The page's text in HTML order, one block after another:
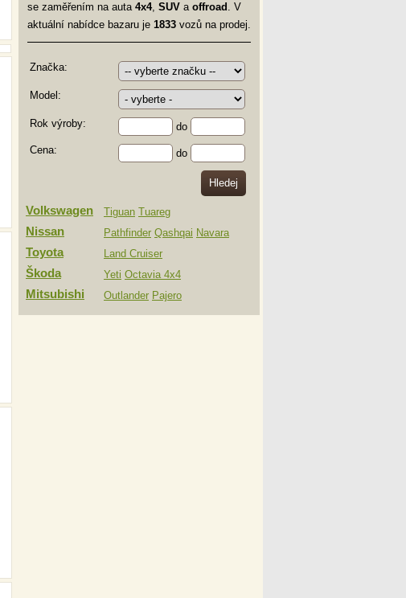
se zaměřením na auta 4x4, SUV a offroad . V
aktuální nabídce bazaru je 1833 vozů na prodej.
Značka:
Model:
Rok výroby:
do
Cena:
do
Volkswagen Tiguan Tuareg
Nissan Pathfinder Qashqai Navara
Toyota Land Cruiser
Škoda Yeti Octavia 4x4
Mitsubishi Outlander Pajero